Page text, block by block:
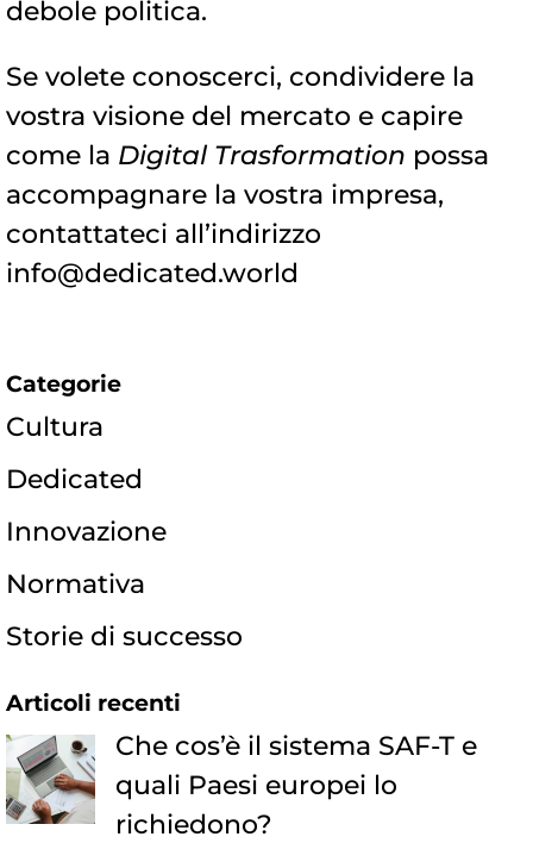
debole politica.
Se volete conoscerci, condividere la
vostra visione del mercato e capire
come la Digital Trasformation possa
accompagnare la vostra impresa,
contattateci all’indirizzo
info@dedicated.world
Categorie
Cultura
Dedicated
Innovazione
Normativa
Storie di successo
Articoli recenti
Che cos’è il sistema SAF-T e
quali Paesi europei lo
richiedono?